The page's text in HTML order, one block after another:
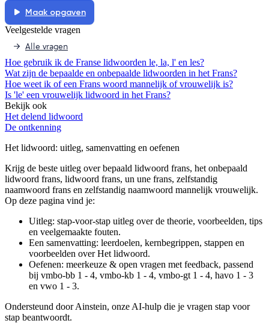
Maak opgaven
Veelgestelde vragen
Alle vragen
Hoe gebruik ik de Franse lidwoorden le, la, l' en les?
Wat zijn de bepaalde en onbepaalde lidwoorden in het Frans?
Hoe weet ik of een Frans woord mannelijk of vrouwelijk is?
Is 'le' een vrouwelijk lidwoord in het Frans?
Bekijk ook
Het delend lidwoord
De ontkenning
Het lidwoord: uitleg, samenvatting en oefenen
Krijg de beste uitleg over bepaald lidwoord frans, het onbepaald
lidwoord frans, lidwoord frans, un une frans, zelfstandig
naamwoord frans en zelfstandig naamwoord mannelijk vrouwelijk.
Op deze pagina vind je:
Uitleg: stap-voor-stap uitleg over de theorie, voorbeelden, tips
en veelgemaakte fouten.
Een samenvatting: leerdoelen, kernbegrippen, stappen en
voorbeelden overHet lidwoord.
Oefenen: meerkeuze & open vragen met feedback, passend
bij vmbo-bb 1 - 4, vmbo-kb 1 - 4, vmbo-gt 1 - 4, havo 1 - 3
en vwo 1 - 3.
Ondersteund door Ainstein, onze AI-hulp die je vragen stap voor
stap beantwoordt.